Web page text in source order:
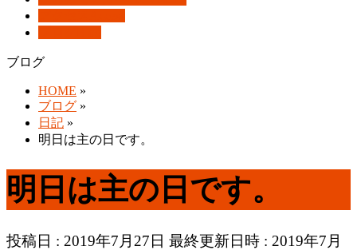
す
ブログ
HOME »
ブログ »
日記 »
明日は主の日です。
明日は主の日です。
投稿日 : 2019年7月27日 最終更新日時 : 2019年7月